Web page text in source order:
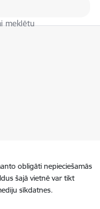
meklētu
obligāti nepieciešamās
šajā vietnē var tikt
sīkdatnes.